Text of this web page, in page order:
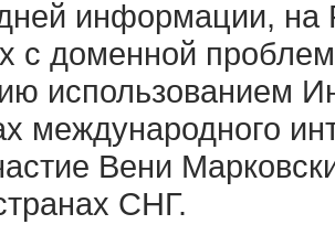
информации, на
с доменной
использованием
международного
Вени
СНГ.